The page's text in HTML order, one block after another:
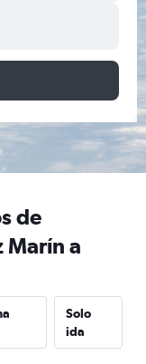
de
Marín a
Solo
ida